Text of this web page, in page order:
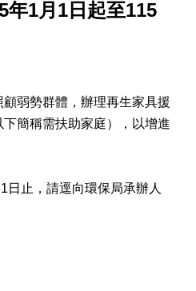
年1月1日起至115
弱勢群體，辦理再生家具援
簡稱需扶助家庭），以增進
止，請逕向環保局承辦人